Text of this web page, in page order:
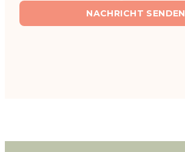
NACHRICHT SENDEN